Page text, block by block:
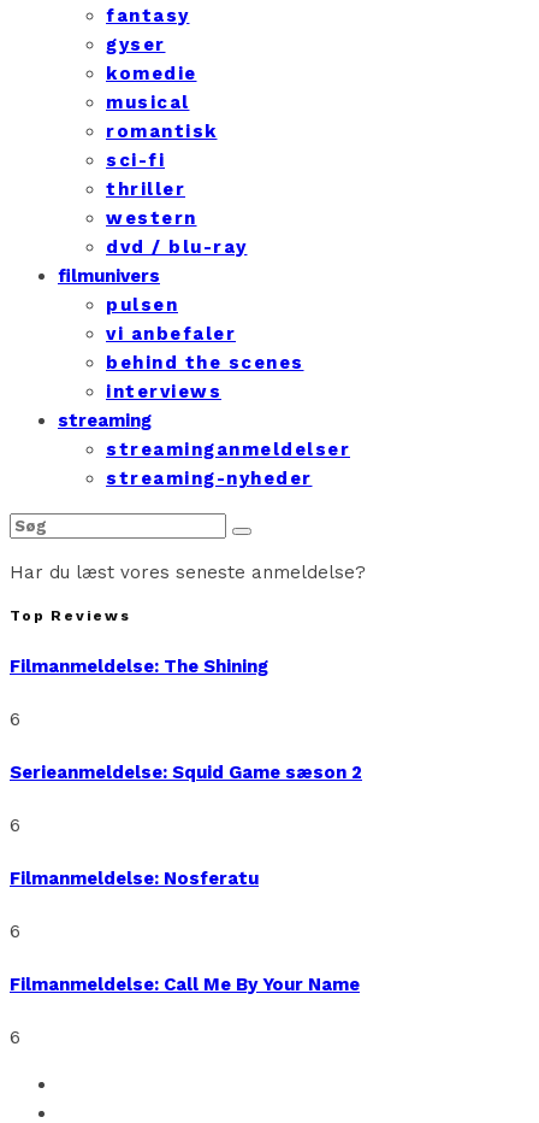
fantasy
gyser
komedie
musical
romantisk
sci-fi
thriller
western
dvd / blu-ray
filmunivers
pulsen
vi anbefaler
behind the scenes
interviews
streaming
streaminganmeldelser
streaming-nyheder
Har du læst vores seneste anmeldelse?
Top Reviews
Filmanmeldelse: The Shining
6
Serieanmeldelse: Squid Game sæson 2
6
Filmanmeldelse: Nosferatu
6
Filmanmeldelse: Call Me By Your Name
6